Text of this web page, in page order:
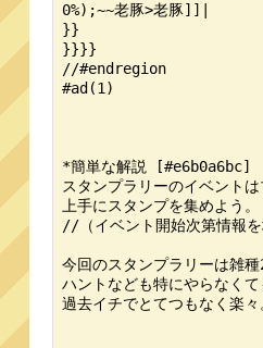
0%);~~老豚>老豚]]|
}}
}}}}
//#endregion
#ad(1)
*簡単な解説 [#e6b0a6bc]
スタンプラリーのイベント
上手にスタンプを集めよう。
//（イベント開始次第情報を
今回のスタンプラリーは雑
ハントなども特にやらなくて
過去イチでとてつもなく楽々